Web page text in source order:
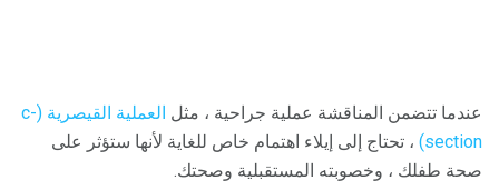
عندما تتضمن المناقشة عملية جراحية ، مثل
العملية القيصرية (c-
section) ، تحتاج إلى إيلاء اهتمام خاص للغاية لأنها ستؤثر على
صحة طفلك ، وخصوبته المستقبلية وصحتك.